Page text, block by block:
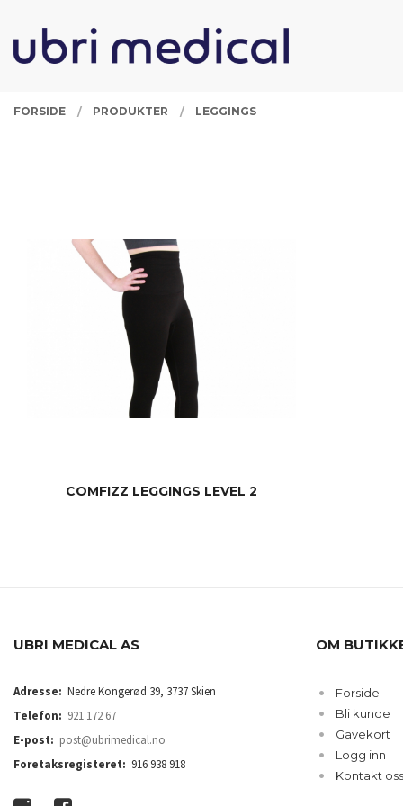
innholdet
PRODUKTER
FORSIDE PRODUKTER LEGGINGS
COMFIZZ LEGGINGS LEVEL 2
UBRI MEDICAL AS
Adresse: Nedre Kongerød 39, 3737 Skien
Telefon: 921 172 67
E-post: post@ubrimedical.no
Foretaksregisteret: 916 938 918
OM
Forside
Bli kunde
Gavekort
Logg inn
Kontakt oss